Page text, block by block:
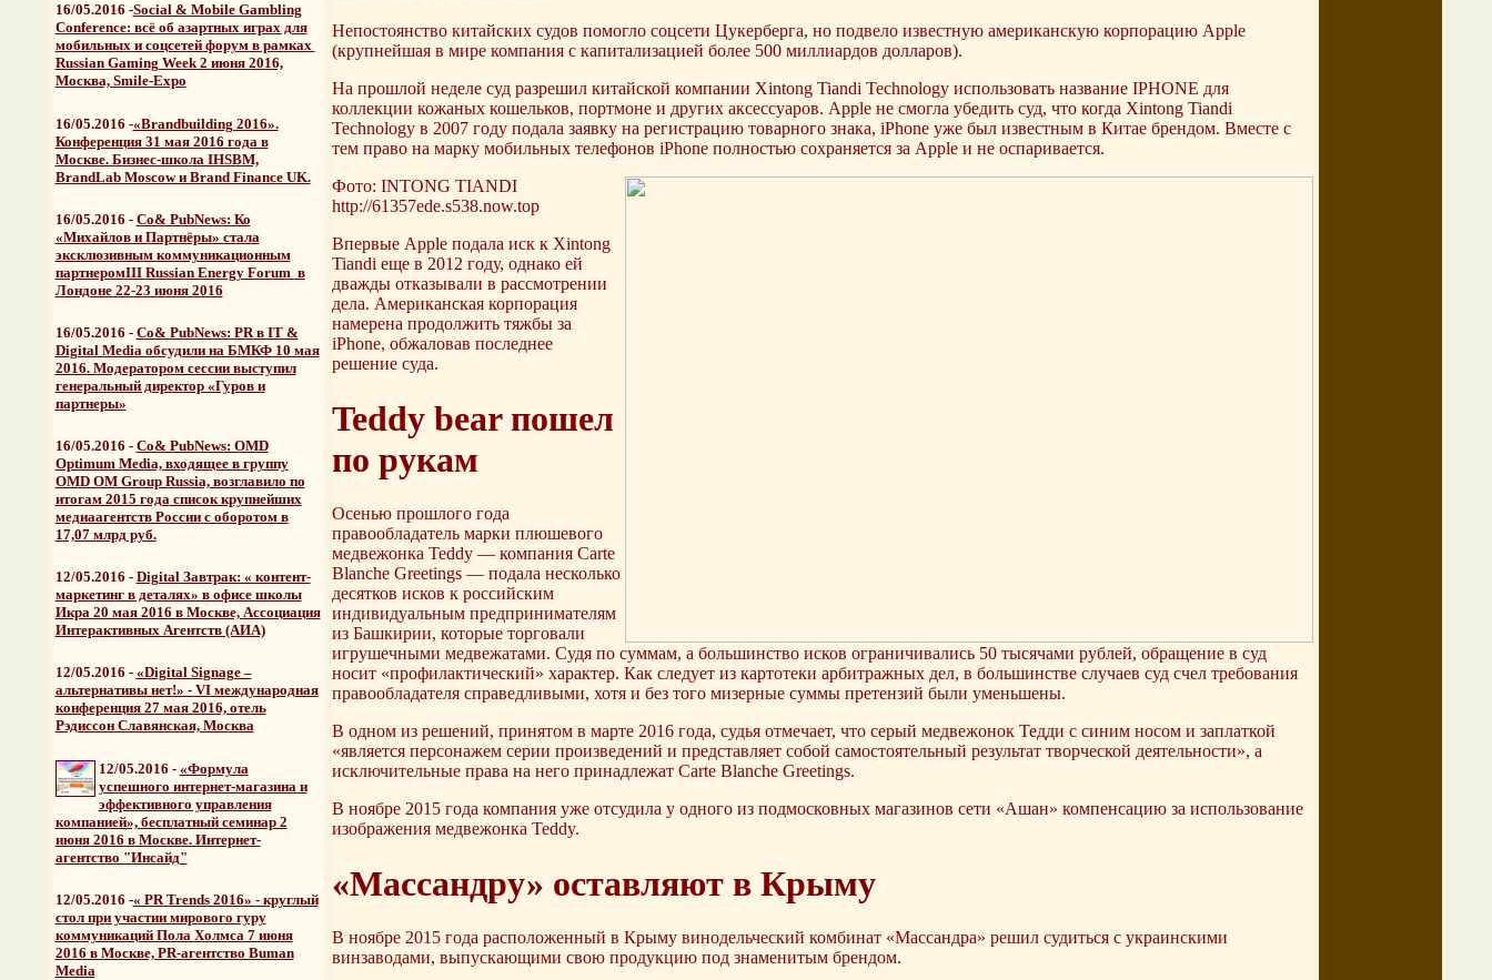
16/05.2016 -Social & Mobile Gambling
Conference: всё об азартных играх для
мобильных и соцсетей форум в рамках
Russian Gaming Week 2 июня 2016,
Москва, Smile-Expo
16/05.2016 -«Brandbuilding 2016».
Конференция 31 мая 2016 года в
Москве. Бизнес-школа IHSBM,
BrandLab Moscow и Brand Finance UK.
16/05.2016 - Со& PubNews: Ко
«Михайлов и Партнёры» стала
эксклюзивным коммуникационным
партнеромIII Russian Energy Forum в
Лондоне 22-23 июня 2016
16/05.2016 - Со& PubNews: PR в IT &
Digital Media обсудили на БМКФ 10 мая
2016. Модератором сессии выступил
генеральный директор «Гуров и
партнеры»
16/05.2016 - Со& PubNews: OMD
Optimum Media, входящее в группу
OMD OM Group Russia, возглавило по
итогам 2015 годасписок крупнейших
медиаагентств России с оборотом в
17,07 млрд руб.
12/05.2016 - Digital Завтрак: « контент-
маркетинг в деталях» в офисе школы
Икра 20 мая 2016 в Москве, Ассоциация
Интерактивных Агентств (АИА)
12/05.2016 - «Digital Signage –
альтернативы нет!» - VI международная
конференция 27 мая 2016, отель
Рэдиссон Славянская, Москва
12/05.2016 - «Формула
успешного интернет-магазина и
эффективного управления
компанией», бесплатный семинар 2
июня 2016 в Москве. Интернет-
агентство "Инсайд"
12/05.2016 -« PR Trends 2016» - круглый
стол при участии мирового гуру
коммуникаций Пола Холмса 7 июня
2016 в Москве, PR-агентство Buman
Media
Непостоянство китайских судов помогло соцсети Цукерберга, но подвело известную американскую корпорацию Apple
(крупнейшая в мире компания с капитализацией более 500 миллиардов долларов).
На прошлой неделе суд разрешил китайской компании Xintong Tiandi Technology использовать название IPHONE для
коллекции кожаных кошельков, портмоне и других аксессуаров. Apple не смогла убедить суд, что когда Xintong Tiandi
Technology в 2007 году подала заявку на регистрацию товарного знака, iPhone уже был известным в Китае брендом. Вместе с
тем право на марку мобильных телефонов iPhone полностью сохраняется за Apple и не оспаривается.
Фото: INTONG TIANDI
http://61357ede.s538.now.top
Впервые Apple подала иск к Xintong
Tiandi еще в 2012 году, однако ей
дважды отказывали в рассмотрении
дела. Американская корпорация
намерена продолжить тяжбы за
iPhone, обжаловав последнее
решение суда.
Teddy bear пошел
по рукам
Осенью прошлого года
правообладатель марки плюшевого
медвежонка Teddy — компания Carte
Blanche Greetings — подала несколько
десятков исков к российским
индивидуальным предпринимателям
из Башкирии, которые торговали
игрушечными медвежатами. Судя по суммам, а большинство исков ограничивались 50 тысячами рублей, обращение в суд
носит «профилактический» характер. Как следует из картотеки арбитражных дел, в большинстве случаев суд счел требования
правообладателя справедливыми, хотя и без того мизерные суммы претензий были уменьшены.
В одном из решений, принятом в марте 2016 года, судья отмечает, что серый медвежонок Тедди с синим носом и заплаткой
«является персонажем серии произведений и представляет собой самостоятельный результат творческой деятельности», а
исключительные права на него принадлежат Carte Blanche Greetings.
В ноябре 2015 года компания уже отсудила у одного из подмосковных магазинов сети «Ашан» компенсацию за использование
изображения медвежонка Teddy.
«Массандру» оставляют в Крыму
В ноябре 2015 года расположенный в Крыму винодельческий комбинат «Массандра» решил судиться с украинскими
винзаводами, выпускающими свою продукцию под знаменитым брендом.